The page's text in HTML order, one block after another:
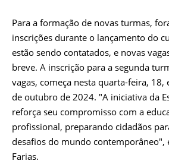
Para a formação de novas turmas,
inscrições durante o lançamento do
estão sendo contatados, e novas
breve. A inscrição para a segunda
vagas, começa nesta quarta-feira, 18,
de outubro de 2024. "A iniciativa da
reforça seu compromisso com a
profissional, preparando cidadãos
desafios do mundo contemporâneo",
Farias.